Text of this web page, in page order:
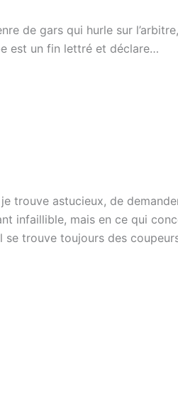
de gars qui hurle sur
est un fin lettré et déclare…
trouve astucieux, de
infaillible, mais en ce qui
trouve toujours des